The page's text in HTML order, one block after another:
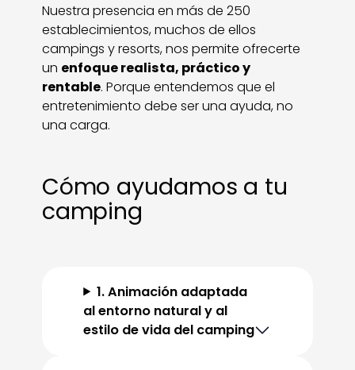
Nuestra presencia en más de 250
establecimientos, muchos de ellos
campings y resorts, nos permite ofrecerte
un enfoque realista, práctico y
rentable. Porque entendemos que el
entretenimiento debe ser una ayuda, no
una carga.
Cómo ayudamos a tu
camping
1. Animación adaptada
al entorno natural y al
estilo de vida del camping